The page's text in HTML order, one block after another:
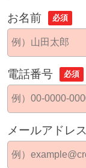
お名前 必須
電話番号 必須
メールアドレス